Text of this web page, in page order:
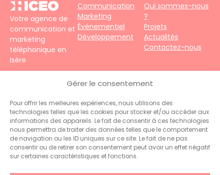
Gérer le consentement
Pour offrir les meilleures expériences, nous utilisons des
technologies telles que les cookies pour stocker et/ou accéder aux
informations des appareils. Le fait de consentir à ces technologies
nous permettra de traiter des données telles que le comportement
de navigation ou les ID uniques sur ce site. Le fait de ne pas
consentir ou de retirer son consentement peut avoir un effet négatif
sur certaines caractéristiques et fonctions.
Votre agence de
communication et
marketing
téléphonique en
Isère
Faubourg – 38690
Téléphone :+33
(0)4 76 31 06 10
Contact :
administration@hiceo.fr
Communication
Marketing
Événementiel
Développement
Qui sommes-nous
?
Projets
Actualités
Contactez-nous